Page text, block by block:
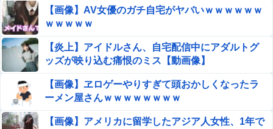
【画像】AV女優のガチ自宅がヤバいｗｗｗｗｗｗ
ｗｗｗｗｗ
【炎上】アイドルさん、自宅配信中にアダルトグ
ッズが映り込む痛恨のミス【動画像】
【画像】ヱロゲーやりすぎて頭おかしくなったラ
ーメン屋さんｗｗｗｗｗｗｗｗ
【画像】アメリカに留学したアジア人女性、1年で